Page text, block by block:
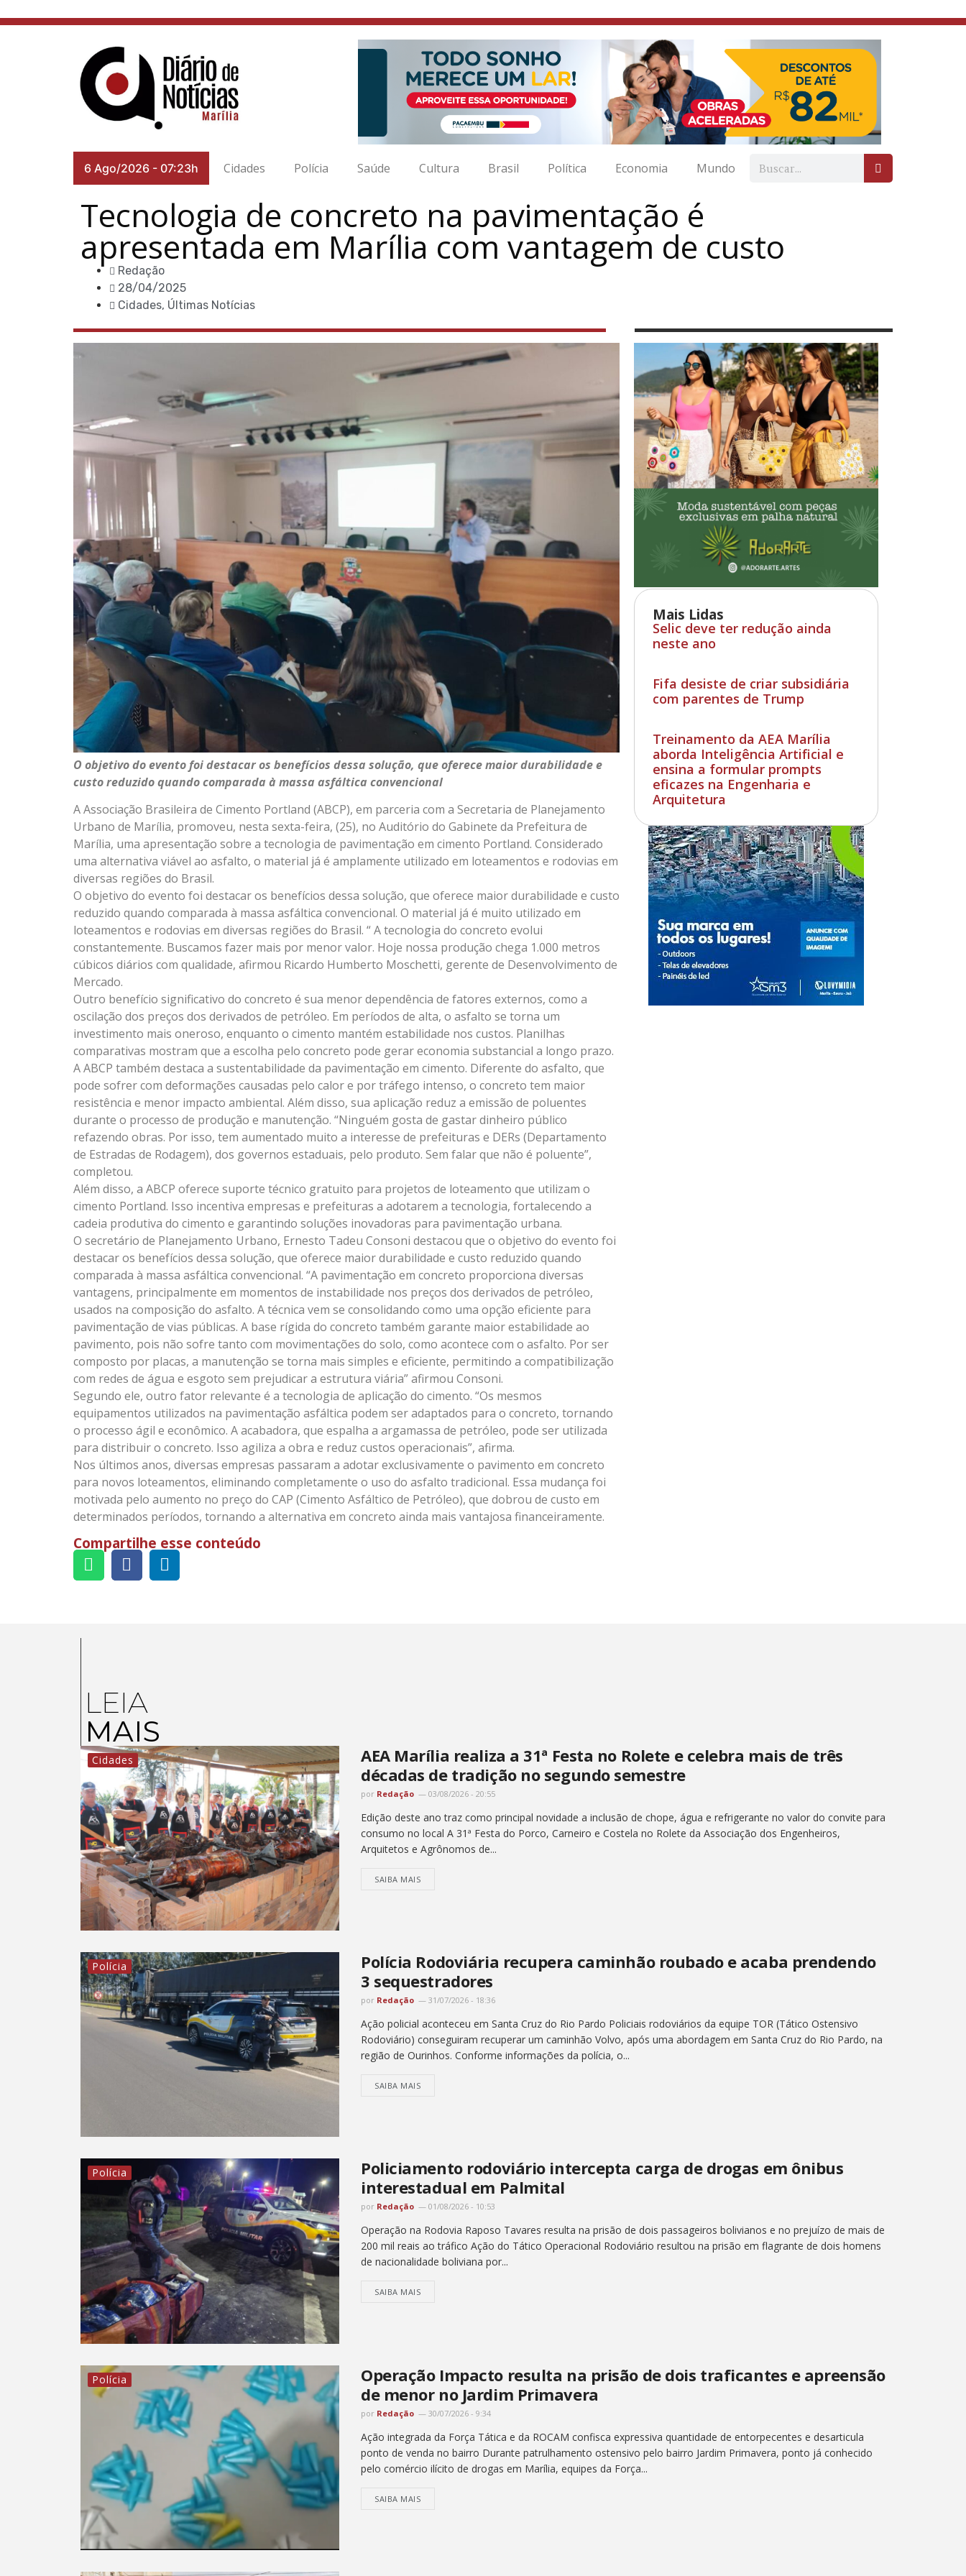
6 Ago/2026 - 07:23h Cidades Polícia Saúde Cultura Brasil Política Economia Mundo
Tecnologia de concreto na pavimentação é
apresentada em Marília com vantagem de custo
Redação
28/04/2025
Cidades, Últimas Notícias
Mais Lidas
Selic deve ter redução ainda
neste ano
Fifa desiste de criar subsidiária
com parentes de Trump
Treinamento da AEA Marília
aborda Inteligência Artificial e
ensina a formular prompts
eficazes na Engenharia e
Arquitetura
O objetivo do evento foi destacar os benefícios dessa solução, que oferece maior durabilidade e
custo reduzido quando comparada à massa asfáltica convencional
A Associação Brasileira de Cimento Portland (ABCP), em parceria com a Secretaria de Planejamento
Urbano de Marília, promoveu, nesta sexta-feira, (25), no Auditório do Gabinete da Prefeitura de
Marília, uma apresentação sobre a tecnologia de pavimentação em cimento Portland. Considerado
uma alternativa viável ao asfalto, o material já é amplamente utilizado em loteamentos e rodovias em
diversas regiões do Brasil.
O objetivo do evento foi destacar os benefícios dessa solução, que oferece maior durabilidade e custo
reduzido quando comparada à massa asfáltica convencional. O material já é muito utilizado em
loteamentos e rodovias em diversas regiões do Brasil. “ A tecnologia do concreto evolui
constantemente. Buscamos fazer mais por menor valor. Hoje nossa produção chega 1.000 metros
cúbicos diários com qualidade, afirmou Ricardo Humberto Moschetti, gerente de Desenvolvimento de
Mercado.
Outro benefício significativo do concreto é sua menor dependência de fatores externos, como a
oscilação dos preços dos derivados de petróleo. Em períodos de alta, o asfalto se torna um
investimento mais oneroso, enquanto o cimento mantém estabilidade nos custos. Planilhas
comparativas mostram que a escolha pelo concreto pode gerar economia substancial a longo prazo.
A ABCP também destaca a sustentabilidade da pavimentação em cimento. Diferente do asfalto, que
pode sofrer com deformações causadas pelo calor e por tráfego intenso, o concreto tem maior
resistência e menor impacto ambiental. Além disso, sua aplicação reduz a emissão de poluentes
durante o processo de produção e manutenção. “Ninguém gosta de gastar dinheiro público
refazendo obras. Por isso, tem aumentado muito a interesse de prefeituras e DERs (Departamento
de Estradas de Rodagem), dos governos estaduais, pelo produto. Sem falar que não é poluente”,
completou.
Além disso, a ABCP oferece suporte técnico gratuito para projetos de loteamento que utilizam o
cimento Portland. Isso incentiva empresas e prefeituras a adotarem a tecnologia, fortalecendo a
cadeia produtiva do cimento e garantindo soluções inovadoras para pavimentação urbana.
O secretário de Planejamento Urbano, Ernesto Tadeu Consoni destacou que o objetivo do evento foi
destacar os benefícios dessa solução, que oferece maior durabilidade e custo reduzido quando
comparada à massa asfáltica convencional. “A pavimentação em concreto proporciona diversas
vantagens, principalmente em momentos de instabilidade nos preços dos derivados de petróleo,
usados na composição do asfalto. A técnica vem se consolidando como uma opção eficiente para
pavimentação de vias públicas. A base rígida do concreto também garante maior estabilidade ao
pavimento, pois não sofre tanto com movimentações do solo, como acontece com o asfalto. Por ser
composto por placas, a manutenção se torna mais simples e eficiente, permitindo a compatibilização
com redes de água e esgoto sem prejudicar a estrutura viária” afirmou Consoni.
Segundo ele, outro fator relevante é a tecnologia de aplicação do cimento. “Os mesmos
equipamentos utilizados na pavimentação asfáltica podem ser adaptados para o concreto, tornando
o processo ágil e econômico. A acabadora, que espalha a argamassa de petróleo, pode ser utilizada
para distribuir o concreto. Isso agiliza a obra e reduz custos operacionais”, afirma.
Nos últimos anos, diversas empresas passaram a adotar exclusivamente o pavimento em concreto
para novos loteamentos, eliminando completamente o uso do asfalto tradicional. Essa mudança foi
motivada pelo aumento no preço do CAP (Cimento Asfáltico de Petróleo), que dobrou de custo em
determinados períodos, tornando a alternativa em concreto ainda mais vantajosa financeiramente.
Compartilhe esse conteúdo
LEIA
MAIS
Cidades
AEA Marília realiza a 31ª Festa no Rolete e celebra mais de três
décadas de tradição no segundo semestre
por Redação 03/08/2026 - 20:55
Edição deste ano traz como principal novidade a inclusão de chope, água e refrigerante no valor do convite para
consumo no local A 31ª Festa do Porco, Carneiro e Costela no Rolete da Associação dos Engenheiros,
Arquitetos e Agrônomos de...
SAIBA MAIS
Polícia
Polícia Rodoviária recupera caminhão roubado e acaba prendendo
3 sequestradores
por Redação 31/07/2026 - 18:36
Ação policial aconteceu em Santa Cruz do Rio Pardo Policiais rodoviários da equipe TOR (Tático Ostensivo
Rodoviário) conseguiram recuperar um caminhão Volvo, após uma abordagem em Santa Cruz do Rio Pardo, na
região de Ourinhos. Conforme informações da polícia, o...
SAIBA MAIS
Polícia
Policiamento rodoviário intercepta carga de drogas em ônibus
interestadual em Palmital
por Redação 01/08/2026 - 10:53
Operação na Rodovia Raposo Tavares resulta na prisão de dois passageiros bolivianos e no prejuízo de mais de
200 mil reais ao tráfico Ação do Tático Operacional Rodoviário resultou na prisão em flagrante de dois homens
de nacionalidade boliviana por...
SAIBA MAIS
Polícia
Operação Impacto resulta na prisão de dois traficantes e apreensão
de menor no Jardim Primavera
por Redação 30/07/2026 - 9:34
Ação integrada da Força Tática e da ROCAM confisca expressiva quantidade de entorpecentes e desarticula
ponto de venda no bairro Durante patrulhamento ostensivo pelo bairro Jardim Primavera, ponto já conhecido
pelo comércio ilícito de drogas em Marília, equipes da Força...
SAIBA MAIS